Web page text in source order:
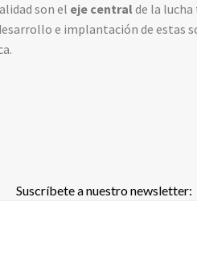
son el eje centralde la
e implantación de estas
Suscríbete a nuestro newsletter: